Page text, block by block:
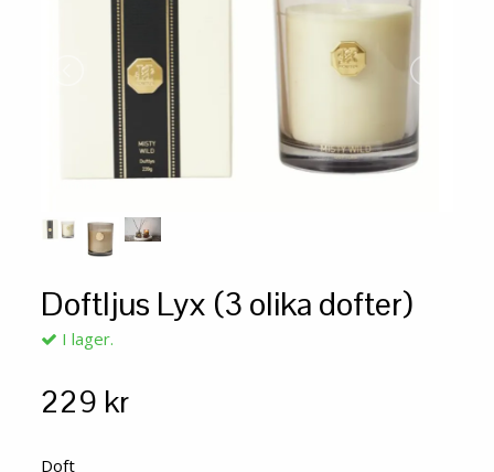
Doftljus Lyx (3 olika dofter)
I lager.
229 kr
Doft